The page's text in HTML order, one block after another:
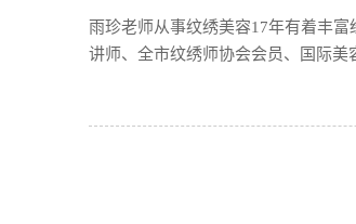
雨珍老师从事纹绣美容17年有着丰
讲师、全市纹绣师协会会员、国际美